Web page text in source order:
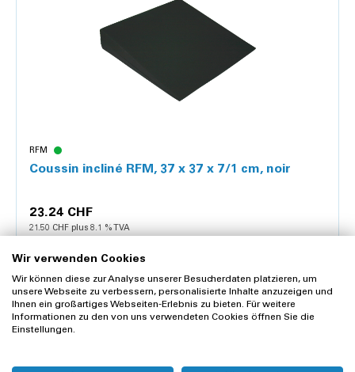
RFM
Coussin incliné RFM, 37 x 37 x 7/1 cm, noir
23.24 CHF
21.50 CHF plus 8.1 % TVA
Wir verwenden Cookies
Wir können diese zur Analyse unserer Besucherdaten platzieren, um
unsere Webseite zu verbessern, personalisierte Inhalte anzuzeigen und
Ihnen ein großartiges Webseiten-Erlebnis zu bieten. Für weitere
Informationen zu den von uns verwendeten Cookies öffnen Sie die
Einstellungen.